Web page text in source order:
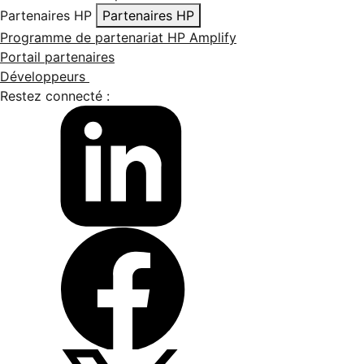
Partenaires HP
Partenaires HP
Programme de partenariat HP Amplify
Portail partenaires
Développeurs
Restez connecté :